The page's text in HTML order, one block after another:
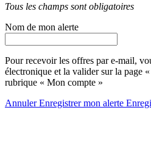
Tous les champs sont obligatoires
Nom de mon alerte
Pour recevoir les offres par e-mail,
électronique et la valider sur la page «
rubrique « Mon compte »
AnnulerEnregistrer mon alerte